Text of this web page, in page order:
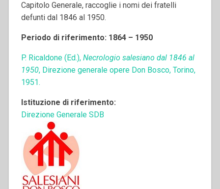
Capitolo Generale, raccoglie i nomi dei fratelli
defunti dal 1846 al 1950.
Periodo di riferimento: 1864 – 1950
P. Ricaldone (Ed.), Necrologio salesiano dal 1846 al
1950, Direzione generale opere Don Bosco, Torino,
1951.
Istituzione di riferimento:
Direzione Generale SDB